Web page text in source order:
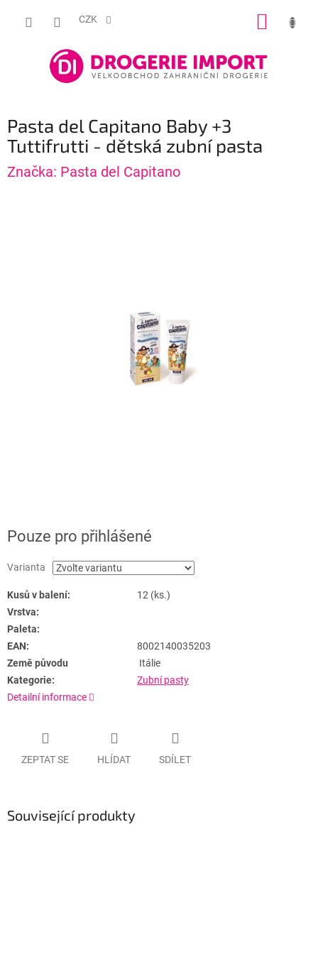
CZK
Pasta del Capitano Baby +3
Tuttifrutti - dětská zubní pasta
Značka: Pasta del Capitano
Pouze pro přihlášené
Varianta
Kusů v balení:
12 (ks.)
Vrstva:
Paleta:
EAN:
8002140035203
Země původu
Itálie
Kategorie:
Zubní pasty
Detailní informace
ZEPTAT SE HLÍDAT SDÍLET
Související produkty